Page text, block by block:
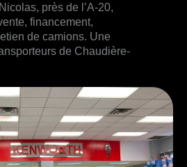
près de l’A-20,
financement,
de camions. Une
de Chaudière-